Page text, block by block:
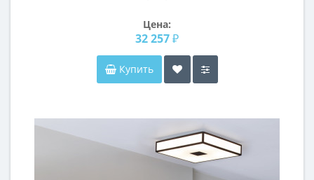
Цена:
32 257 ₽
Купить